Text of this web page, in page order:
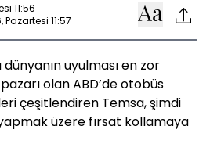
11:56
11:57
dünyanın uyulması en zor
olan ABD’de otobüs
çeşitlendiren Temsa, şimdi
üzere fırsat kollamaya